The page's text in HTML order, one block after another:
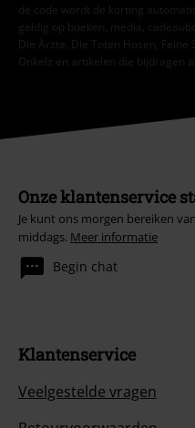
de code wordt de korting
geldig op boeken, media,
Die Ärzte, Die Toten Hosen,
Onkelz en artikelen die bijdragen
Onze klantenservice
Je kunt ons morgen bereiken
middags. Meer informatie
Begin chat
Klantenservice
Veelgestelde vragen